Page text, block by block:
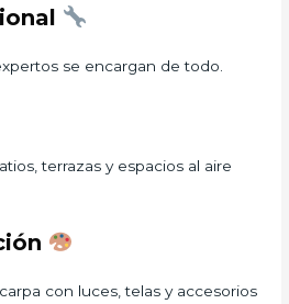
se encargan de todo.
terrazas y espacios al aire
con luces, telas y accesorios